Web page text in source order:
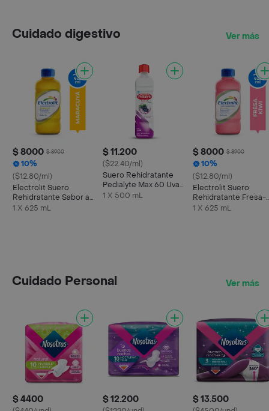
Cuidado digestivo Ver más
$ 8000 $ 8900
10%
($12.80/ml)
Electrolit Suero
Rehidratante Sabor a
Maracuyá
1 X 625 mL
$ 11.200
($22.40/ml)
Suero Rehidratante
Pedialyte Max 60 Uva
Frasco 500 mL
1 X 500 mL
$ 8000 $ 8900
10%
($12.80/ml)
Electrolit Suero
Rehidratante Fresa-
Kiwi
1 X 625 mL
Cuidado Personal Ver más
$ 4400 $ 12.200 $ 13.500